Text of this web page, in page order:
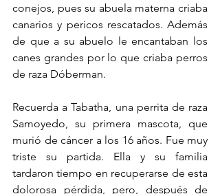
conejos, pues su abuela materna criaba
canarios y pericos rescatados. Además
de que a su abuelo le encantaban los
canes grandes por lo que criaba perros
de raza Dóberman.
Recuerda a Tabatha, una perrita de raza
Samoyedo, su primera mascota, que
murió de cáncer a los 16 años. Fue muy
triste su partida. Ella y su familia
tardaron tiempo en recuperarse de esta
dolorosa pérdida, pero, después de